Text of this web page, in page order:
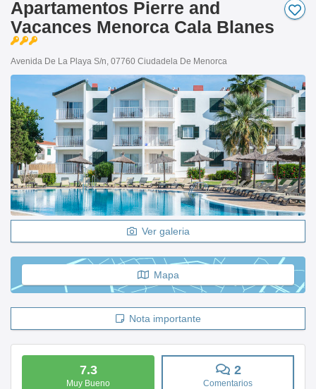
Apartamentos Pierre and
Vacances Menorca Cala Blanes
Avenida De La Playa S/n, 07760 Ciudadela De Menorca
Ver galeria
Mapa
Nota importante
7.3
Muy Bueno
2
Comentarios